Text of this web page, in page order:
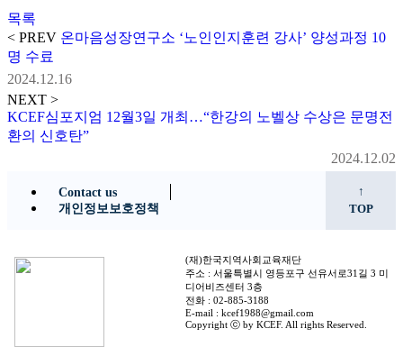
목록
< PREV 온마음성장연구소 ‘노인인지훈련 강사’ 양성과정 10
명 수료
2024.12.16
NEXT >
KCEF심포지엄 12월3일 개최…“한강의 노벨상 수상은 문명전
환의 신호탄”
2024.12.02
Contact us
개인정보보호정책
↑
TOP
(재)한국지역사회교육재단
주소 : 서울특별시 영등포구 선유서로31길 3 미
디어비즈센터 3층
전화 : 02-885-3188
E-mail : kcef1988@gmail.com
Copyright ⓒ by KCEF. All rights Reserved.